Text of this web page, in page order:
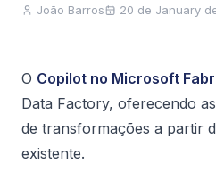
João Barros 20 de January
O Copilot no Microsoft
Data Factory, oferecendo
de transformações a partir
existente.